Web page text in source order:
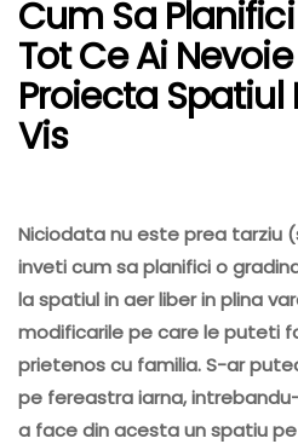
Cum Sa
Tot Ce Ai
Proiecta Spatiul
Vis
Niciodata nu este prea tarziu
inveti cum sa planifici o
la spatiul in aer liber in plina
modificarile pe care le puteti
prietenos cu familia. S-ar
pe fereastra iarna,
a face din acesta un spatiu